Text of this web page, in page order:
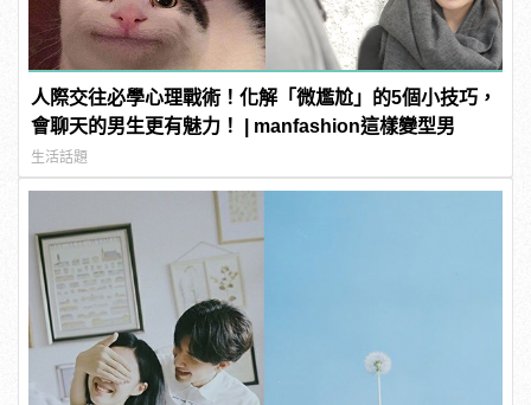
人際交往必學心理戰術！化解「微尷尬」的5個小技巧，
會聊天的男生更有魅力！ | manfashion這樣變型男
生活話題